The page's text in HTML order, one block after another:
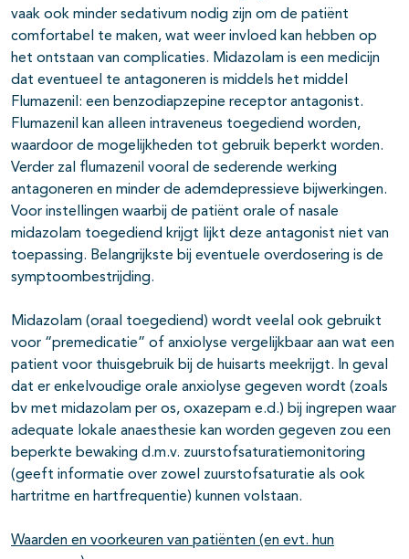
vaak ook minder sedativum nodig zijn om de patiënt
comfortabel te maken, wat weer invloed kan hebben op
het ontstaan van complicaties. Midazolam is een medicijn
dat eventueel te antagoneren is middels het middel
Flumazenil: een benzodiapzepine receptor antagonist.
Flumazenil kan alleen intraveneus toegediend worden,
waardoor de mogelijkheden tot gebruik beperkt worden.
Verder zal flumazenil vooral de sederende werking
antagoneren en minder de ademdepressieve bijwerkingen.
Voor instellingen waarbij de patiënt orale of nasale
midazolam toegediend krijgt lijkt deze antagonist niet van
toepassing. Belangrijkste bij eventuele overdosering is de
symptoombestrijding.
Midazolam (oraal toegediend) wordt veelal ook gebruikt
voor “premedicatie” of anxiolyse vergelijkbaar aan wat een
patient voor thuisgebruik bij de huisarts meekrijgt. In geval
dat er enkelvoudige orale anxiolyse gegeven wordt (zoals
bv met midazolam per os, oxazepam e.d.) bij ingrepen waar
adequate lokale anaesthesie kan worden gegeven zou een
beperkte bewaking d.m.v. zuurstofsaturatiemonitoring
(geeft informatie over zowel zuurstofsaturatie als ook
hartritme en hartfrequentie) kunnen volstaan.
Waarden en voorkeuren van patiënten (en evt. hun